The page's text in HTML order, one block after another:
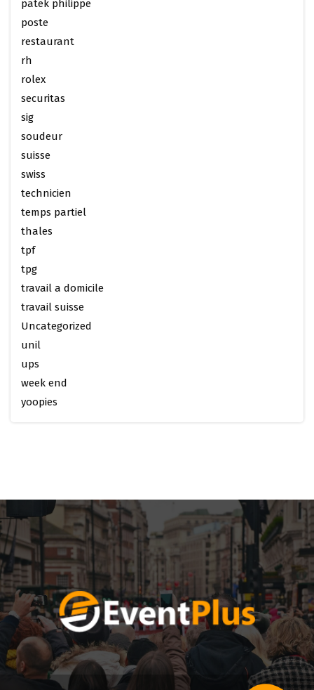
patek philippe
poste
restaurant
rh
rolex
securitas
sig
soudeur
suisse
swiss
technicien
temps partiel
thales
tpf
tpg
travail a domicile
travail suisse
Uncategorized
unil
ups
week end
yoopies